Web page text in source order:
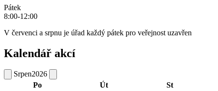
Pátek
8:00-12:00
V červenci a srpnu je úřad každý pátek pro veřejnost uzavřen
Kalendář akcí
Srpen2026
Po
Út
St